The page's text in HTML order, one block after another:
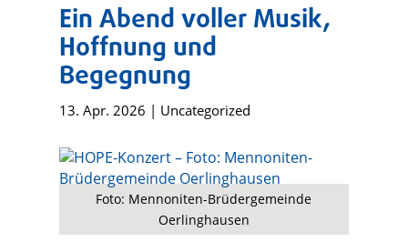
Ein Abend voller Musik,
Hoffnung und
Begegnung
13. Apr. 2026 | Uncategorized
Foto: Mennoniten-Brüdergemeinde
Oerlinghausen